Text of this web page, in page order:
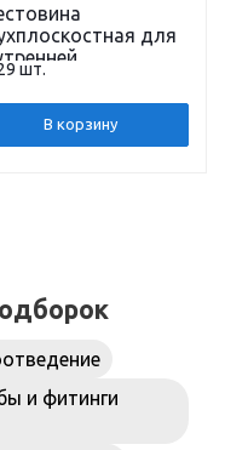
для
ПП
87 правая
Политэк
шт.
В корзину
и фитинги